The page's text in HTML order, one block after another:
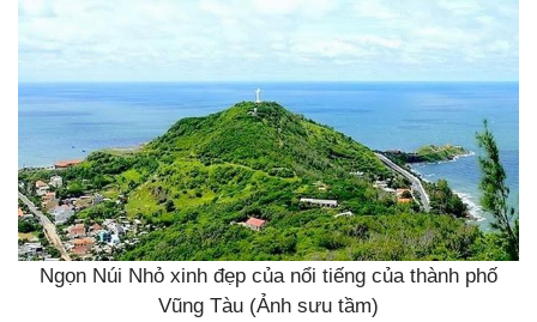
Ngọn Núi Nhỏ xinh đẹp của nổi tiếng của thành phố
Vũng Tàu (Ảnh sưu tầm)